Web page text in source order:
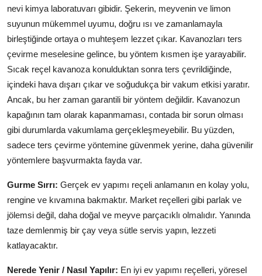
Yemek Tarifleri & Menüler
nevi kimya laboratuvarı gibidir. Şekerin, meyvenin ve limon
suyunun mükemmel uyumu, doğru ısı ve zamanlamayla
birleştiğinde ortaya o muhteşem lezzet çıkar. Kavanozları ters
çevirme meselesine gelince, bu yöntem kısmen işe yarayabilir.
Sıcak reçel kavanoza konulduktan sonra ters çevrildiğinde,
içindeki hava dışarı çıkar ve soğudukça bir vakum etkisi yaratır.
Ancak, bu her zaman garantili bir yöntem değildir. Kavanozun
kapağının tam olarak kapanmaması, contada bir sorun olması
gibi durumlarda vakumlama gerçekleşmeyebilir. Bu yüzden,
sadece ters çevirme yöntemine güvenmek yerine, daha güvenilir
yöntemlere başvurmakta fayda var.
Gurme Sırrı: Gerçek ev yapımı reçeli anlamanın en kolay yolu,
rengine ve kıvamına bakmaktır. Market reçelleri gibi parlak ve
jölemsi değil, daha doğal ve meyve parçacıklı olmalıdır. Yanında
taze demlenmiş bir çay veya sütle servis yapın, lezzeti
katlayacaktır.
Nerede Yenir / Nasıl Yapılır: En iyi ev yapımı reçelleri, yöresel